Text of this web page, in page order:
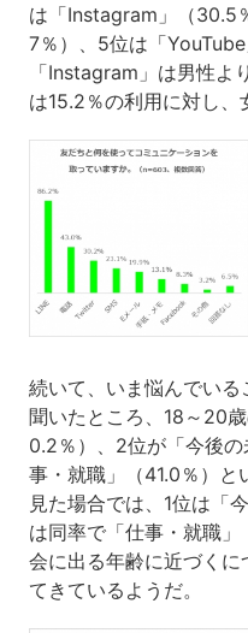
は「Instagram」（30.5
7％）、5位は「
「Instagram」は男性よ
は15.2％の利用に対し、
続いて、いま悩んでい
聞いたところ、18～20
0.2％）、2位が「今後
事・就職」（41.0％）
見た場合では、1位は「
は同率で「仕事・就職
会に出る年齢に近づく
てきているようだ。